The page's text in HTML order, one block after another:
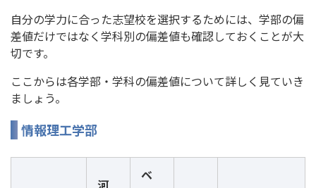
自分の学力に合った志望校を選択するためには、学部の偏
差値だけではなく学科別の偏差値も確認しておくことが大
切です。
ここからは各学部・学科の偏差値について詳しく見ていき
ましょう。
情報理工学部
河
ベ